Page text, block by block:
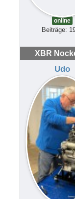
online
Beiträge:
XBR
Udo